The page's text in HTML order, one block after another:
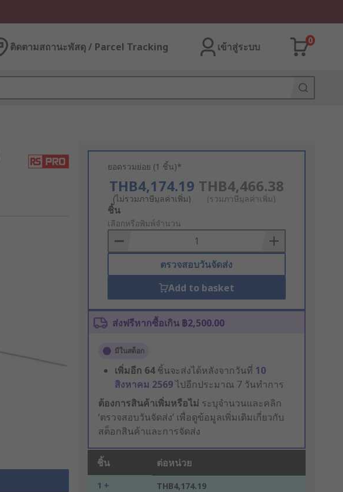
ติดตามสถานะพัสดุ / Parcel Tracking เข้าสู่ระบบ
0
ยอดรวมย่อย (1 ชิ้น)*
THB4,174.19
(ไม่รวมภาษีมูลค่าเพิ่ม)
THB4,466.38
(รวมภาษีมูลค่าเพิ่ม)
Add
to
Basket
ชิ้น
เลือกหรือพิมพ์จำนวน
ตรวจสอบวันจัดส่ง
Add to basket
ส่งฟรีหากซื้อเกิน ฿2,500.00
มีในสต็อก
เพิ่มอีก 64ชิ้นจะส่งได้หลังจากวันที่ 10
สิงหาคม 2569ไปอีกประมาณ 7 วันทำการ
ต้องการสินค้าเพิ่มหรือไม่ ระบุจำนวนและคลิก
‘ตรวจสอบวันจัดส่ง’ เพื่อดูข้อมูลเพิ่มเติมเกี่ยวกับ
สต็อกสินค้าและการจัดส่ง
ชิ้น ต่อหน่วย
1 + THB4,174.19